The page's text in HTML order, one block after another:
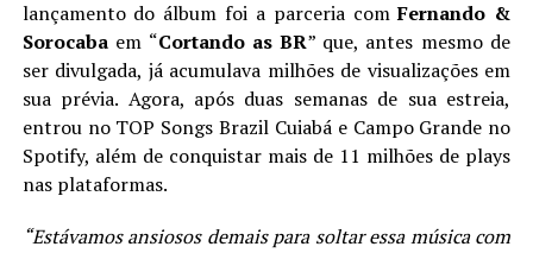
lançamento do álbum foi a parceria comFernando &
Sorocabaem “Cortando as BR” que, antes mesmo de
ser divulgada, já acumulava milhões de visualizações em
sua prévia. Agora, após duas semanas de sua estreia,
entrou no TOP Songs Brazil Cuiabá e Campo Grande no
Spotify, além de conquistar mais de 11 milhões de plays
nas plataformas.
“Estávamos ansiosos demais para soltar essa música com